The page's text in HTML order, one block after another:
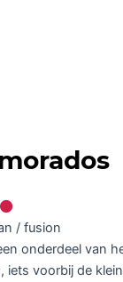
/ fusion
onderdeel van
iets voorbij de